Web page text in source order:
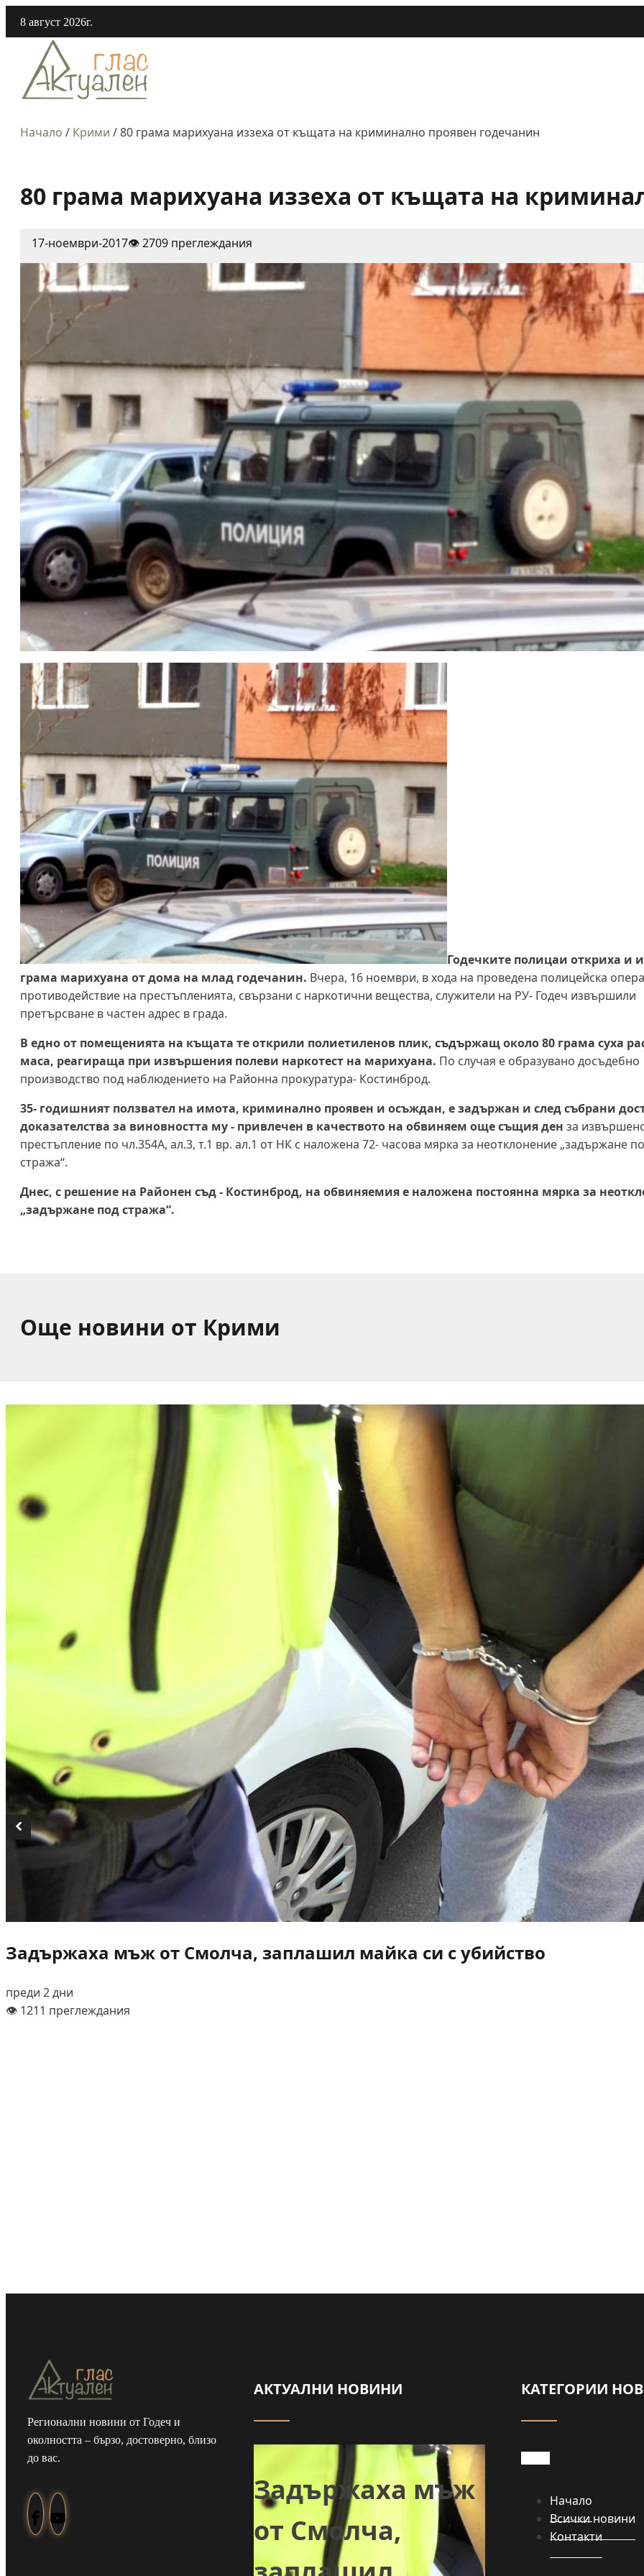
8 август 2026г.
Начало / Крими /80 грама марихуана иззеха от къщата на криминално проявен годечанин
80 грама марихуана иззеха от къщата на
17-ноември-2017👁️ 2709 преглеждания
Годечките полицаи откриха и
грама марихуана от дома на млад годечанин. Вчера, 16 ноември, в хода на проведена полицейска
противодействие на престъпленията, свързани с наркотични вещества, служители на РУ- Годеч извършили
претърсване в частен адрес в града.
В едно от помещенията на къщата те открили полиетиленов плик, съдържащ около 80 грама суха
маса, реагираща при извършения полеви наркотест на марихуана. По случая е образувано досъдебно
производство под наблюдението на Районна прокуратура- Костинброд.
35- годишният ползвател на имота, криминално проявен и осъждан, е задържан и след събрани
доказателства за виновността му - привлечен в качеството на обвиняем още същия ден за
престъпление по чл.354А, ал.3, т.1 вр. ал.1 от НК с наложена 72- часова мярка за неотклонение „задържане
стража“.
Днес, с решение на Районен съд - Костинброд, на обвиняемия е наложена постоянна мярка за
„задържане под стража“.
Още новини от Крими
Задържаха мъж от Смолча, заплашил майка си с убийство
преди 2 дни
👁️ 1211 преглеждания
Регионални новини от Годеч и
околността – бързо, достоверно, близо
до вас.
АКТУАЛНИ НОВИНИ
Майка и дъщеря
от Туден
създадоха
Задържаха мъж
от Смолча,
Забраниха
пълненето
басейни и
КАТЕГОРИИ
Начало
Всички новини
Контакти